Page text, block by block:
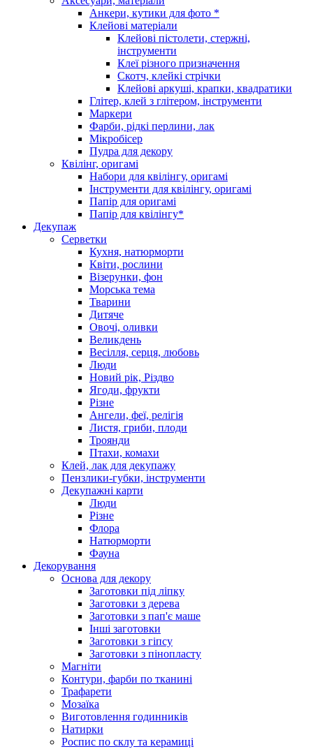
Анкери, кутики для фото *
Клейові матеріали
Клейові пістолети, стержні,
інструменти
Клеї різного призначення
Скотч, клейкі стрічки
Клейові аркуші, крапки, квадратики
Глітер, клей з глітером, інструменти
Маркери
Фарби, рідкі перлини, лак
Мікробісер
Пудра для декору
Квілінг, оригамі
Набори для квілінгу, оригамі
Інструменти для квілінгу, оригамі
Папір для оригамі
Папір для квілінгу*
Декупаж
Серветки
Кухня, натюрморти
Квіти, рослини
Візерунки, фон
Морська тема
Тварини
Дитяче
Овочі, оливки
Великдень
Весілля, серця, любовь
Люди
Новий рік, Різдво
Ягоди, фрукти
Різне
Ангели, феї, релігія
Листя, гриби, плоди
Троянди
Птахи, комахи
Клей, лак для декупажу
Пензлики-губки, інструменти
Декупажні карти
Люди
Різне
Флора
Натюрморти
Фауна
Декорування
Основа для декору
Заготовки під ліпку
Заготовки з дерева
Заготовки з пап'є маше
Інші заготовки
Заготовки з гіпсу
Заготовки з пінопласту
Магніти
Контури, фарби по тканині
Трафарети
Мозаїка
Виготовлення годинників
Натирки
Роспис по склу та керамиці